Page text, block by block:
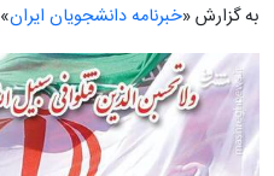
به گزارش «خبرنامه دانشجویان ایران»